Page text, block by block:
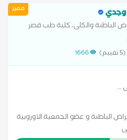
مميز وجدي
الباطنة والكلى، كلية طب قصر
(5 تقييم) 1666
...
الباطنة و عضو الجمعية الاوروبية